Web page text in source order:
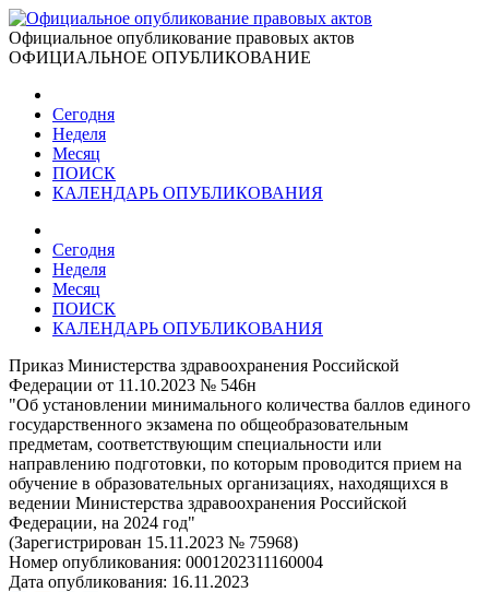
Официальное опубликование правовых актов
ОФИЦИАЛЬНОЕ ОПУБЛИКОВАНИЕ
Сегодня
Неделя
Месяц
ПОИСК
КАЛЕНДАРЬ ОПУБЛИКОВАНИЯ
Сегодня
Неделя
Месяц
ПОИСК
КАЛЕНДАРЬ ОПУБЛИКОВАНИЯ
Приказ Министерства здравоохранения Российской
Федерации от 11.10.2023 № 546н
"Об установлении минимального количества баллов единого
государственного экзамена по общеобразовательным
предметам, соответствующим специальности или
направлению подготовки, по которым проводится прием на
обучение в образовательных организациях, находящихся в
ведении Министерства здравоохранения Российской
Федерации, на 2024 год"
(Зарегистрирован 15.11.2023 № 75968)
Номер опубликования: 0001202311160004
Дата опубликования: 16.11.2023